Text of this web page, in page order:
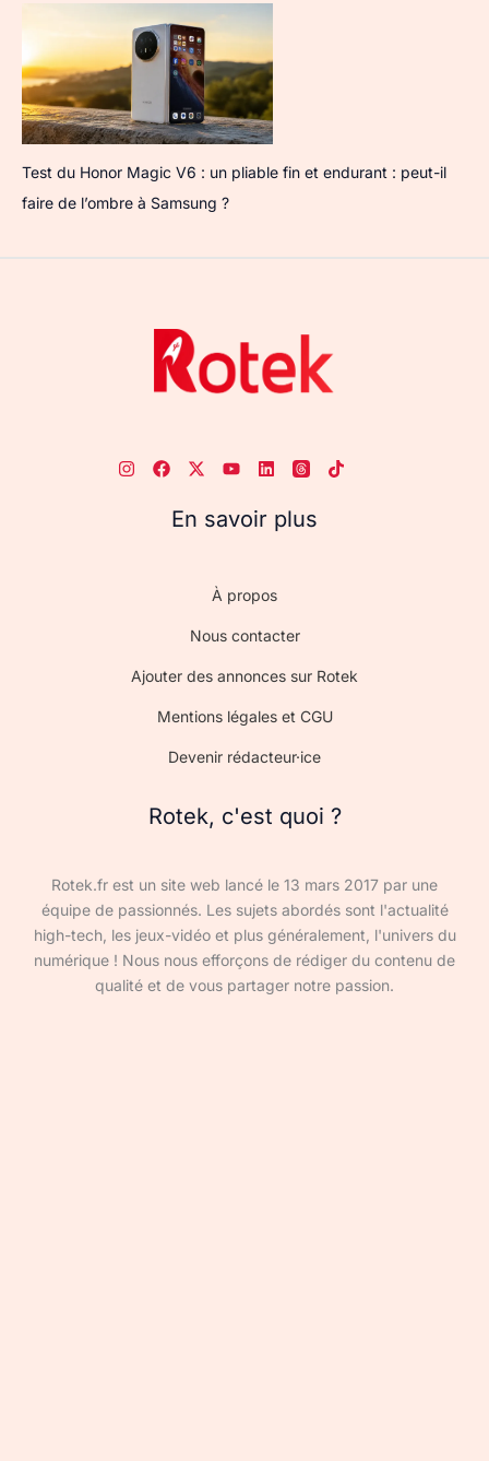
Test du Honor Magic V6 : un pliable fin et endurant : peut-il
faire de l’ombre à Samsung ?
En savoir plus
À propos
Nous contacter
Ajouter des annonces sur Rotek
Mentions légales et CGU
Devenir rédacteur·ice
Rotek, c'est quoi ?
Rotek.fr est un site web lancé le 13 mars 2017 par une
équipe de passionnés. Les sujets abordés sont l'actualité
high-tech, les jeux-vidéo et plus généralement, l'univers du
numérique ! Nous nous efforçons de rédiger du contenu de
qualité et de vous partager notre passion.